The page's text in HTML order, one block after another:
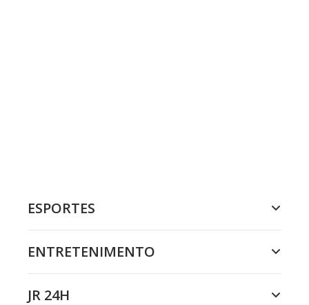
ESPORTES
ENTRETENIMENTO
JR 24H